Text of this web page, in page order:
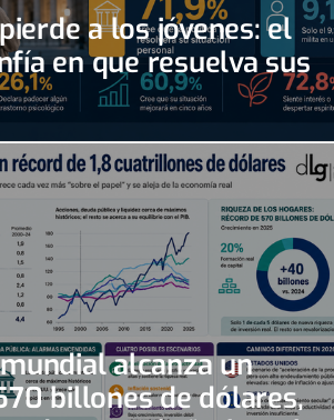
a los jóvenes: el
en que resuelva sus
alcanza un
billones de dólares,